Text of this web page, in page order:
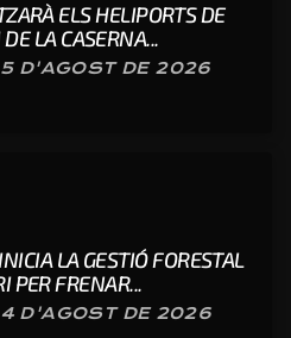
ELS HELIPORTS DE
DE LA CASERNA...
5 D'AGOST DE 2026
LA GESTIÓ FORESTAL
PER FRENAR...
4 D'AGOST DE 2026